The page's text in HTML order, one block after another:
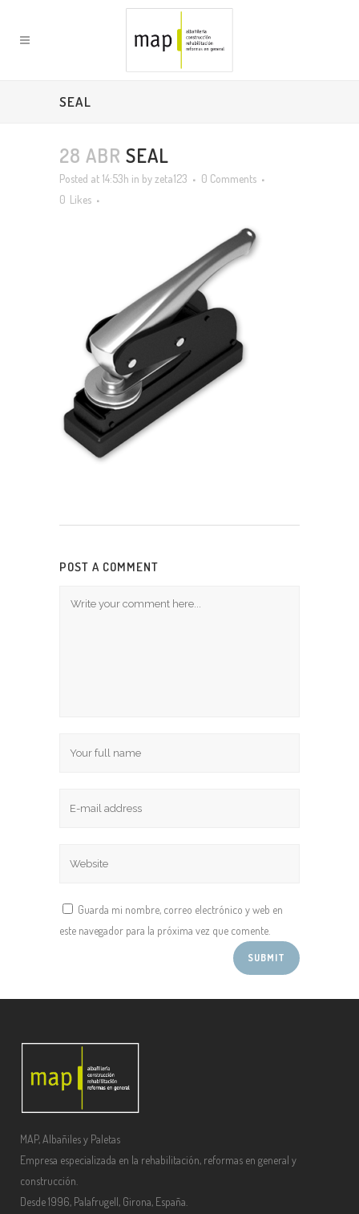
SEAL
28 ABR SEAL
Posted at 14:53h in byzeta123
0 Comments
0 Likes
POST A COMMENT
Guarda mi nombre, correo electrónico y web en
este navegador para la próxima vez que comente.
MAP, Albañiles y Paletas
Empresa especializada en la rehabilitación, reformas en general y
construcción.
Desde 1996, Palafrugell, Girona, España.